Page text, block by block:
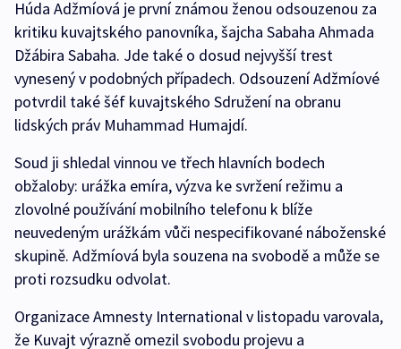
Húda Adžmíová je první známou ženou odsouzenou za
kritiku kuvajtského panovníka, šajcha Sabaha Ahmada
Džábira Sabaha. Jde také o dosud nejvyšší trest
vynesený v podobných případech. Odsouzení Adžmíové
potvrdil také šéf kuvajtského Sdružení na obranu
lidských práv Muhammad Humajdí.
Soud ji shledal vinnou ve třech hlavních bodech
obžaloby: urážka emíra, výzva ke svržení režimu a
zlovolné používání mobilního telefonu k blíže
neuvedeným urážkám vůči nespecifikované náboženské
skupině. Adžmíová byla souzena na svobodě a může se
proti rozsudku odvolat.
Organizace Amnesty International v listopadu varovala,
že Kuvajt výrazně omezil svobodu projevu a